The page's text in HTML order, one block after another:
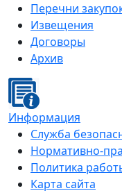
Перечни
Извещения
Договоры
Архив
Информация
Служба
Нормативно-
Политика
Карта сайта